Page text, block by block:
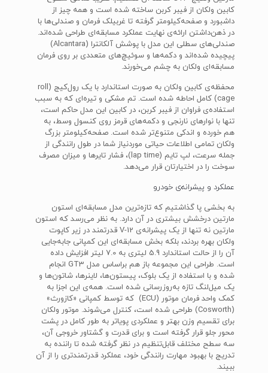
کابین ولکان از فیبر کربن ساخته شده است و همه چیز از
داشبورد و صفحه‌کیلومتر گرفته تا غربیلک فرمان و صندلی‌ها با
در ذهن‌داشتن ارائه‌ی نهایت عملکرد مسابقه‌ای طراحی شده‌اند.
صندلی‌های سطلی این مدل با پوشش آلکانترا (Alcantara)
پیچیده شده‌اند و دکمه‌ها و سوئیچ‌های متعددی بر روی فرمان
مسابقه‌ای ولکان به چشم می‌خورند.
محفظه‌ی کابین ولکان به صورت استاندارد با یک رول‌کیج (roll
cage) کامل احاطه شده است. تم مشکی و تیره‌ای که به سبب
استفاده‌ی فراوان از فیبر کربن، در کابین این مدل حاکم است،
تنها با نوارهای نارنجی و دکمه‌های قرمز روی کنسول وسط، به
هم خورده و اندکی متنوع‌تر شده است. صفحه‌کیلومتر بزرگ
ولکان تمامی اطلاعات حیاتی موردنیاز شما در طول رانندگی از
جمله سرعت، لپ تایم (lap time)، فشار تایرها و میزان مصرف
سوخت را در اختیارتان قرار می‌دهد.
عملکرد و پیشرانه‌ی خودرو
به بخشی پا گذاشتیم که تازه‌ترین مدل مسابقه‌ای استون
مارتین درخشش بیشتری در آن دارد. به نظر می‌رسد که استون
مارتین نه تنها از یک پیشرانه‌ی V-12 قدرتمند در زیر کاپوت
ولکان بهره بردند، بلکه بخش مسابقه‌ای این کمپانی جابه‌جایی
آن را از حالت استاندارد 5.9 لیتری به 7.0 لیتر افزایش داده
است. طراحی این مجموعه باز هم براساس مدل GT3 انجام
شده و با استفاده از یک بلوک، پیستون‌ها، لاینرها، شاتون‌ها و
یک میل‌لنگ تازه به‌روزرسانی شده است. همه‌ی این اجزا به
کمک واحد فرمان موتور (ECU) که توسط کمپانی «کازورث»
(Cosworth) طراحی شده است، کنترل می‌شوند. موتور ولکان
برای تقسیم وزن بهتر و عملکردی پویاتر به طور کامل در پشت
محور جلو قرار گرفته است و برای قدرت و گشتاور خروجی آن،
سه سطح مختلف قابل‌تنظیم در نظر گرفته شده تا راننده به
تدریج با بهبود مهارت رانندگی خود، عملکرد قدرتمندتری را از آن
ببیند.